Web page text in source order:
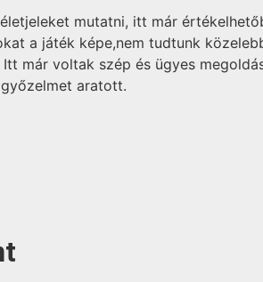
mutatni, itt már
a játék képe,nem tudtunk
már voltak szép és ügyes
aratott.